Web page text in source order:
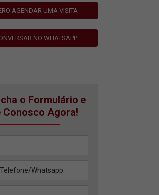
AGENDAR UMA VISITA
NO WHATSAPP
o Formulário e
Conosco Agora!